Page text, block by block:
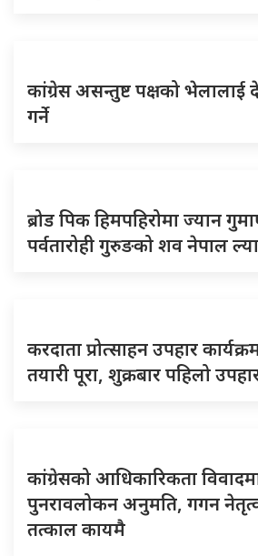
कांग्रेस असन्तुष्ट पक्षको भेलालाई
गर्ने
ब्रोड पिक हिमपहिरोमा ज्यान
पर्वतारोही गुरुङको शव नेपाल
करदाता प्रोत्साहन उपहार
तयारी पूरा, शुक्रबार पहिलो
कांग्रेसको आधिकारिकता
पुनरावलोकन अनुमति, गगन
तत्काल कायमै